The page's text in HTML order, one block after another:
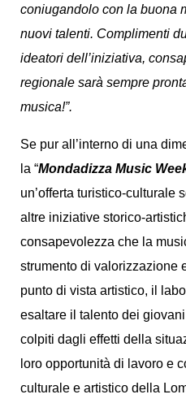
coniugandolo con la buona
nuovi talenti. Complimenti
ideatori dell’iniziativa,
regionale sarà sempre
musica!”.
Se pur all’interno di una
la “Mondadizza Music
un’offerta turistico-culturale
altre iniziative storico-
consapevolezza che la
strumento di valorizzazione
punto di vista artistico, il
esaltare il talento dei
colpiti dagli effetti della
loro opportunità di lavoro e
culturale e artistico della